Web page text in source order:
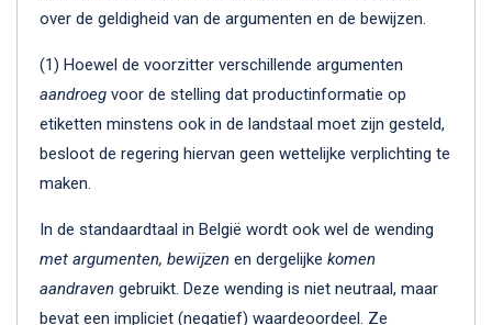
over de geldigheid van de argumenten en de bewijzen.
(1) Hoewel de voorzitter verschillende argumenten
aandroeg voor de stelling dat productinformatie op
etiketten minstens ook in de landstaal moet zijn gesteld,
besloot de regering hiervan geen wettelijke verplichting te
maken.
In de standaardtaal in België wordt ook wel de wending
met argumenten, bewijzen en dergelijke komen
aandraven gebruikt. Deze wending is niet neutraal, maar
bevat een impliciet (negatief) waardeoordeel. Ze